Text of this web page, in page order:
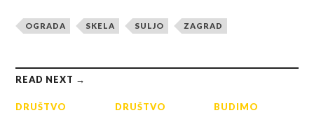
OGRADA SKELA SULJO ZAGRAD
READ NEXT →
DRUŠTVO DRUŠTVO
BUDIMO